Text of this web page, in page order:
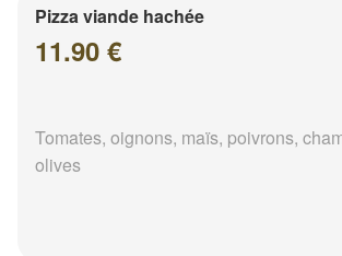
Pizza viande hachée
11.90 €
Tomates, oignons, maïs, poivrons,
olives